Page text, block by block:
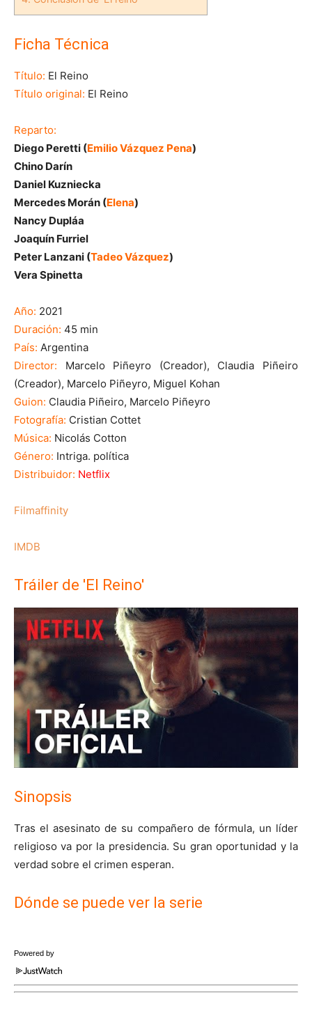
Ficha Técnica
Título: El Reino
Título original: El Reino
Reparto:
Diego Peretti (Emilio Vázquez Pena)
Chino Darín
Daniel Kuzniecka
Mercedes Morán (Elena)
Nancy Dupláa
Joaquín Furriel
Peter Lanzani (Tadeo Vázquez)
Vera Spinetta
Año: 2021
Duración: 45 min
País: Argentina
Director: Marcelo Piñeyro (Creador), Claudia Piñeiro
(Creador), Marcelo Piñeyro, Miguel Kohan
Guion: Claudia Piñeiro, Marcelo Piñeyro
Fotografía: Cristian Cottet
Música: Nicolás Cotton
Género: Intriga. política
Distribuidor: Netflix
Filmaffinity
IMDB
Tráiler de 'El Reino'
Sinopsis
Tras el asesinato de su compañero de fórmula, un líder
religioso va por la presidencia. Su gran oportunidad y la
verdad sobre el crimen esperan.
Dónde se puede ver la serie
Powered by